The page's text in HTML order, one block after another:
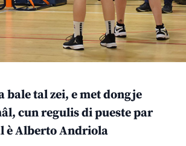
bale tal zei, e met dongje
cun regulis di pueste par
è Alberto Andriola